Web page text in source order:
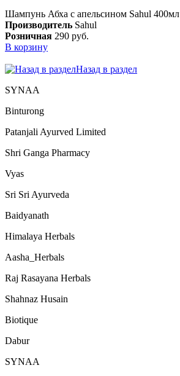
Шампунь Абха с апельсином Sahul 400мл
Производитель Sahul
Розничная 290 руб.
В корзину
Назад в раздел
SYNAA
Binturong
Patanjali Ayurved Limited
Shri Ganga Pharmacy
Vyas
Sri Sri Ayurveda
Baidyanath
Himalaya Herbals
Aasha_Herbals
Raj Rasayana Herbals
Shahnaz Husain
Biotique
Dabur
SYNAA